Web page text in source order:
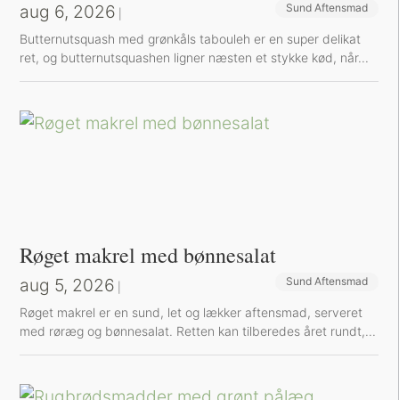
aug 6, 2026 Sund Aftensmad
Butternutsquash med grønkåls tabouleh er en super delikat
ret, og butternutsquashen ligner næsten et stykke kød, når...
Røget makrel med bønnesalat
aug 5, 2026 Sund Aftensmad
Røget makrel er en sund, let og lækker aftensmad, serveret
med røræg og bønnesalat. Retten kan tilberedes året rundt,...